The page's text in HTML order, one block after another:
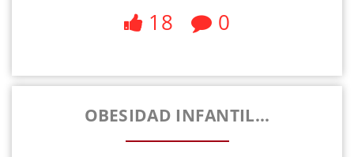
18 0
OBESIDAD INFANTIL...